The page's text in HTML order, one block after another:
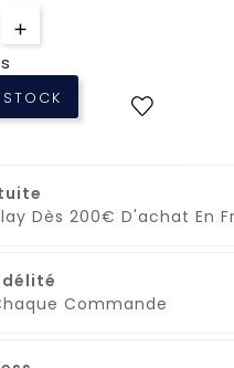
Dès 200€ D'achat En
Commande